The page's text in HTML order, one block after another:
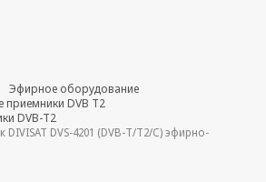
Эфирное оборудование
DVB T2
DVB-T2
DVS-4201 (DVB-T/T2/C) эфирно-